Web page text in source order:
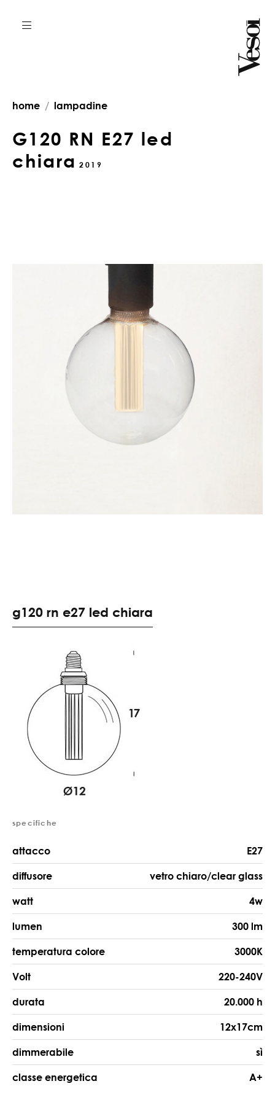
home lampadine
G120 RN E27 led
chiara 2019
g120 rn e27 led chiara
specifiche
attacco E27
diffusore vetro chiaro/clear glass
watt 4w
lumen 300 lm
temperatura colore 3000K
Volt 220-240V
durata 20.000 h
dimensioni 12x17cm
dimmerabile sì
classe energetica A+